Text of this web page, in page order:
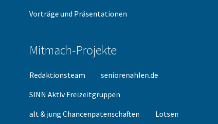
Mitmach-Projekte
Redaktionsteam
seniorenahlen.de
SINN Aktiv Freizeitgruppen
alt & jung Chancenpatenschaften
Lotsen
Vorträge und Präsentationen